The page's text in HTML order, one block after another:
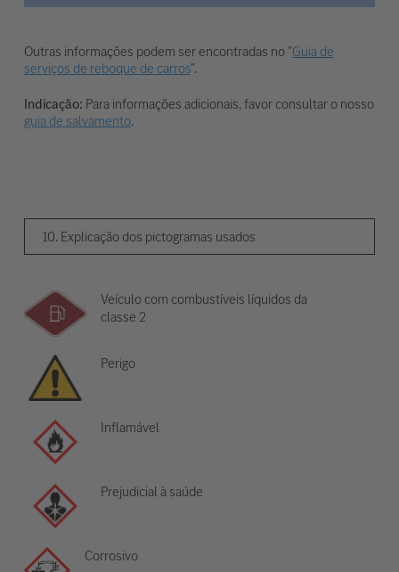
Outras informações podem ser encontradas no "Guia de
serviços de reboque de carros".
Indicação: Para informações adicionais, favor consultar o nosso
guia de salvamento.
10. Explicação dos pictogramas usados
Veículo com combustíveis líquidos da
classe 2
Perigo
Inflamável
Prejudicial à saúde
Corrosivo